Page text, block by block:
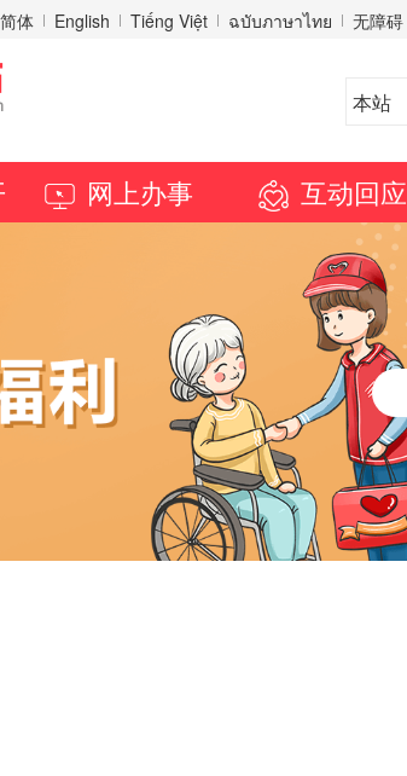
简体 English Tiếng Việt ฉบับภาษาไทย 无障碍
网上办事 互动回应